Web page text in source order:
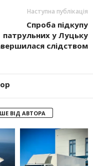
Наступна публікація
Спроба підкупу
патрульних у Луцьку
слідством
ВІД АВТОРА